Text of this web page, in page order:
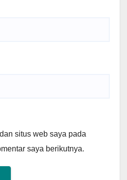
situs web saya pada
saya berikutnya.